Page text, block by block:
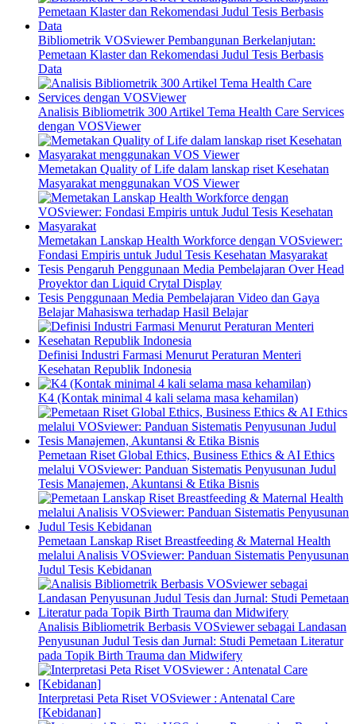
Bibliometrik VOSviewer Pembangunan Berkelanjutan:
Pemetaan Klaster dan Rekomendasi Judul Tesis Berbasis
Data
Analisis Bibliometrik 300 Artikel Tema Health Care Services
dengan VOSViewer
Memetakan Quality of Life dalam lanskap riset Kesehatan
Masyarakat menggunakan VOS Viewer
Memetakan Lanskap Health Workforce dengan VOSviewer:
Fondasi Empiris untuk Judul Tesis Kesehatan Masyarakat
Tesis Pengaruh Penggunaan Media Pembelajaran Over Head
Proyektor dan Liquid Crytal Display
Tesis Penggunaan Media Pembelajaran Video dan Gaya
Belajar Mahasiswa terhadap Hasil Belajar
Definisi Industri Farmasi Menurut Peraturan Menteri
Kesehatan Republik Indonesia
K4 (Kontak minimal 4 kali selama masa kehamilan)
Pemetaan Riset Global Ethics, Business Ethics & AI Ethics
melalui VOSviewer: Panduan Sistematis Penyusunan Judul
Tesis Manajemen, Akuntansi & Etika Bisnis
Pemetaan Lanskap Riset Breastfeeding & Maternal Health
melalui Analisis VOSviewer: Panduan Sistematis Penyusunan
Judul Tesis Kebidanan
Analisis Bibliometrik Berbasis VOSviewer sebagai Landasan
Penyusunan Judul Tesis dan Jurnal: Studi Pemetaan Literatur
pada Topik Birth Trauma dan Midwifery
Interpretasi Peta Riset VOSviewer : Antenatal Care
[Kebidanan]